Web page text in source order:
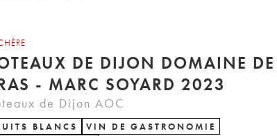
DE DIJON DOMAINE
- MARC SOYARD 2023
de Dijon AOC
BLANCS
VIN DE GASTRONOMIE